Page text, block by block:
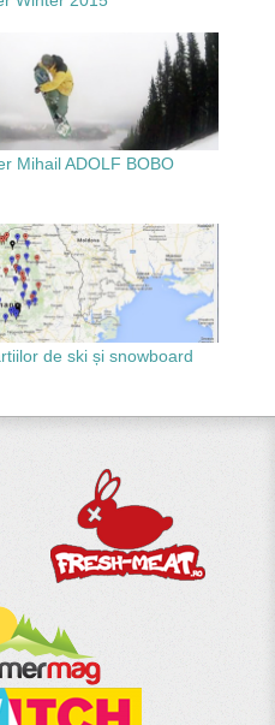
Mihail ADOLF BOBO
de ski și snowboard